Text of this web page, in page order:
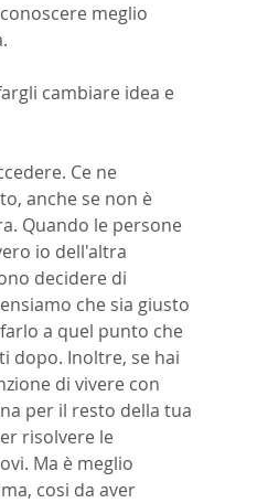
meglio
cambiare idea e
Ce ne
anche se non è
Quando le persone
io dell'altra
decidere di
che sia giusto
a quel punto che
dopo. Inoltre, se hai
di vivere con
per il resto della tua
risolvere le
Ma è meglio
cosi da aver